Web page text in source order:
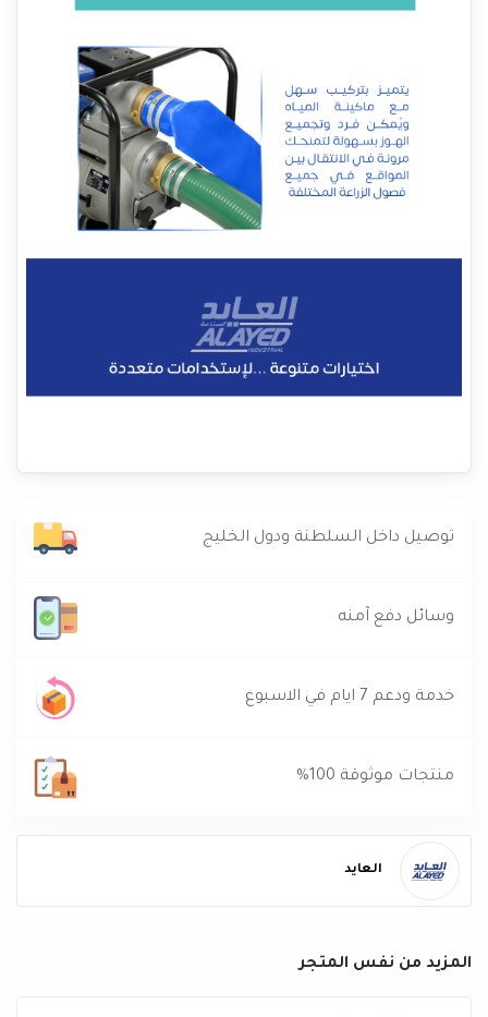
توصيل داخل السلطنة ودول الخليج
وسائل دفع آمنه
خدمة ودعم 7 ايام في الاسبوع
منتجات موثوقة 100%
العايد
المزيد من نفس المتجر